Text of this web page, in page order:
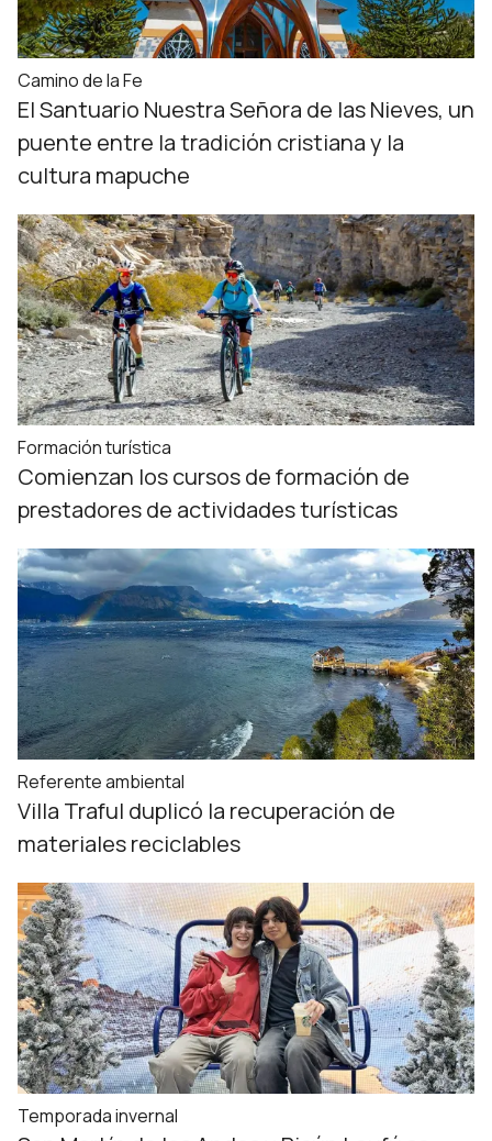
Camino de la Fe
El Santuario Nuestra Señora de las Nieves, un
puente entre la tradición cristiana y la
cultura mapuche
Formación turística
Comienzan los cursos de formación de
prestadores de actividades turísticas
Referente ambiental
Villa Traful duplicó la recuperación de
materiales reciclables
Temporada invernal